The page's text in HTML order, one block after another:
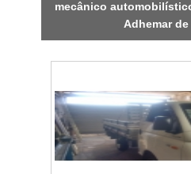
mecânico
Adhemar